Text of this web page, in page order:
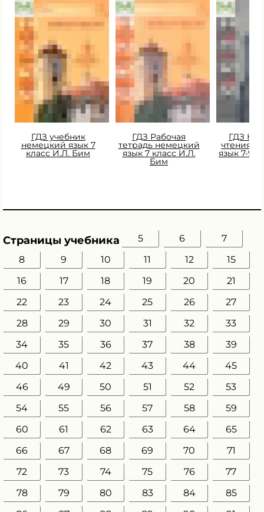
ГДЗ учебник
немецкий язык 7
класс И.Л. Бим
ГДЗ Рабочая
тетрадь немецкий
язык 7 класс И.Л.
Бим
ГДЗ
чтения
язык 7-9
Страницы учебника 5 6
7
8
9 10 11 12
15
16
17 18 19 20
21
22
23 24 25 26
27
28
29 30 31 32
33
34
35 36 37 38
39
40
41 42 43 44
45
46
49 50 51 52
53
54
55 56 57 58
59
60
61 62 63 64
65
66
67 68 69 70
71
72
73 74 75 76
77
78
79 80 83 84
85